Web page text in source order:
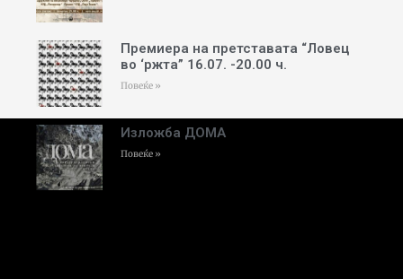
Премиера на претставата “Ловец
во ‘ржта” 16.07. -20.00 ч.
Повеќе »
Изложба ДОМА
Повеќе »